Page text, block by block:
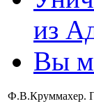
из
Вы